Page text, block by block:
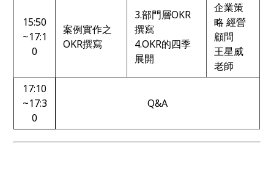
15:50
~17:1
0
案例實作之
OKR撰寫
3.部門層OKR
撰寫
4.OKR的四季
展開
企業策
略 經營
顧問
王星威
老師
17:10
~17:3
0
Q&A